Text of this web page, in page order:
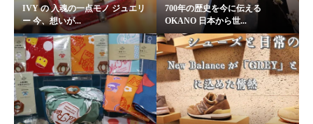
IVY の 入魂の一点モノ ジュエリ
ー 今、想いが...
700年の歴史を今に伝える
OKANO 日本から世...